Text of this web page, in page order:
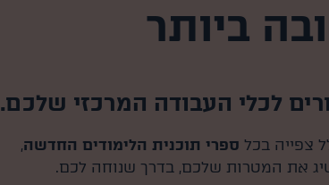
ביותר
לכלי העבודה המרכזי שלכם.
צפייה בכל ספרי תוכנית הלימודים החדשה,
את המטרות שלכם, בדרך שנוחה לכם.